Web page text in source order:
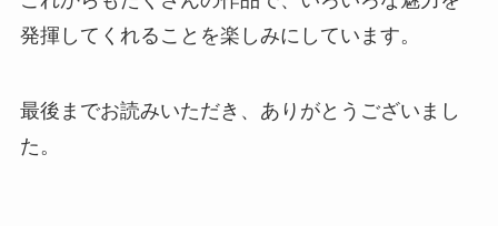
発揮してくれることを楽しみにしています。
最後までお読みいただき、ありがとうございまし
た。